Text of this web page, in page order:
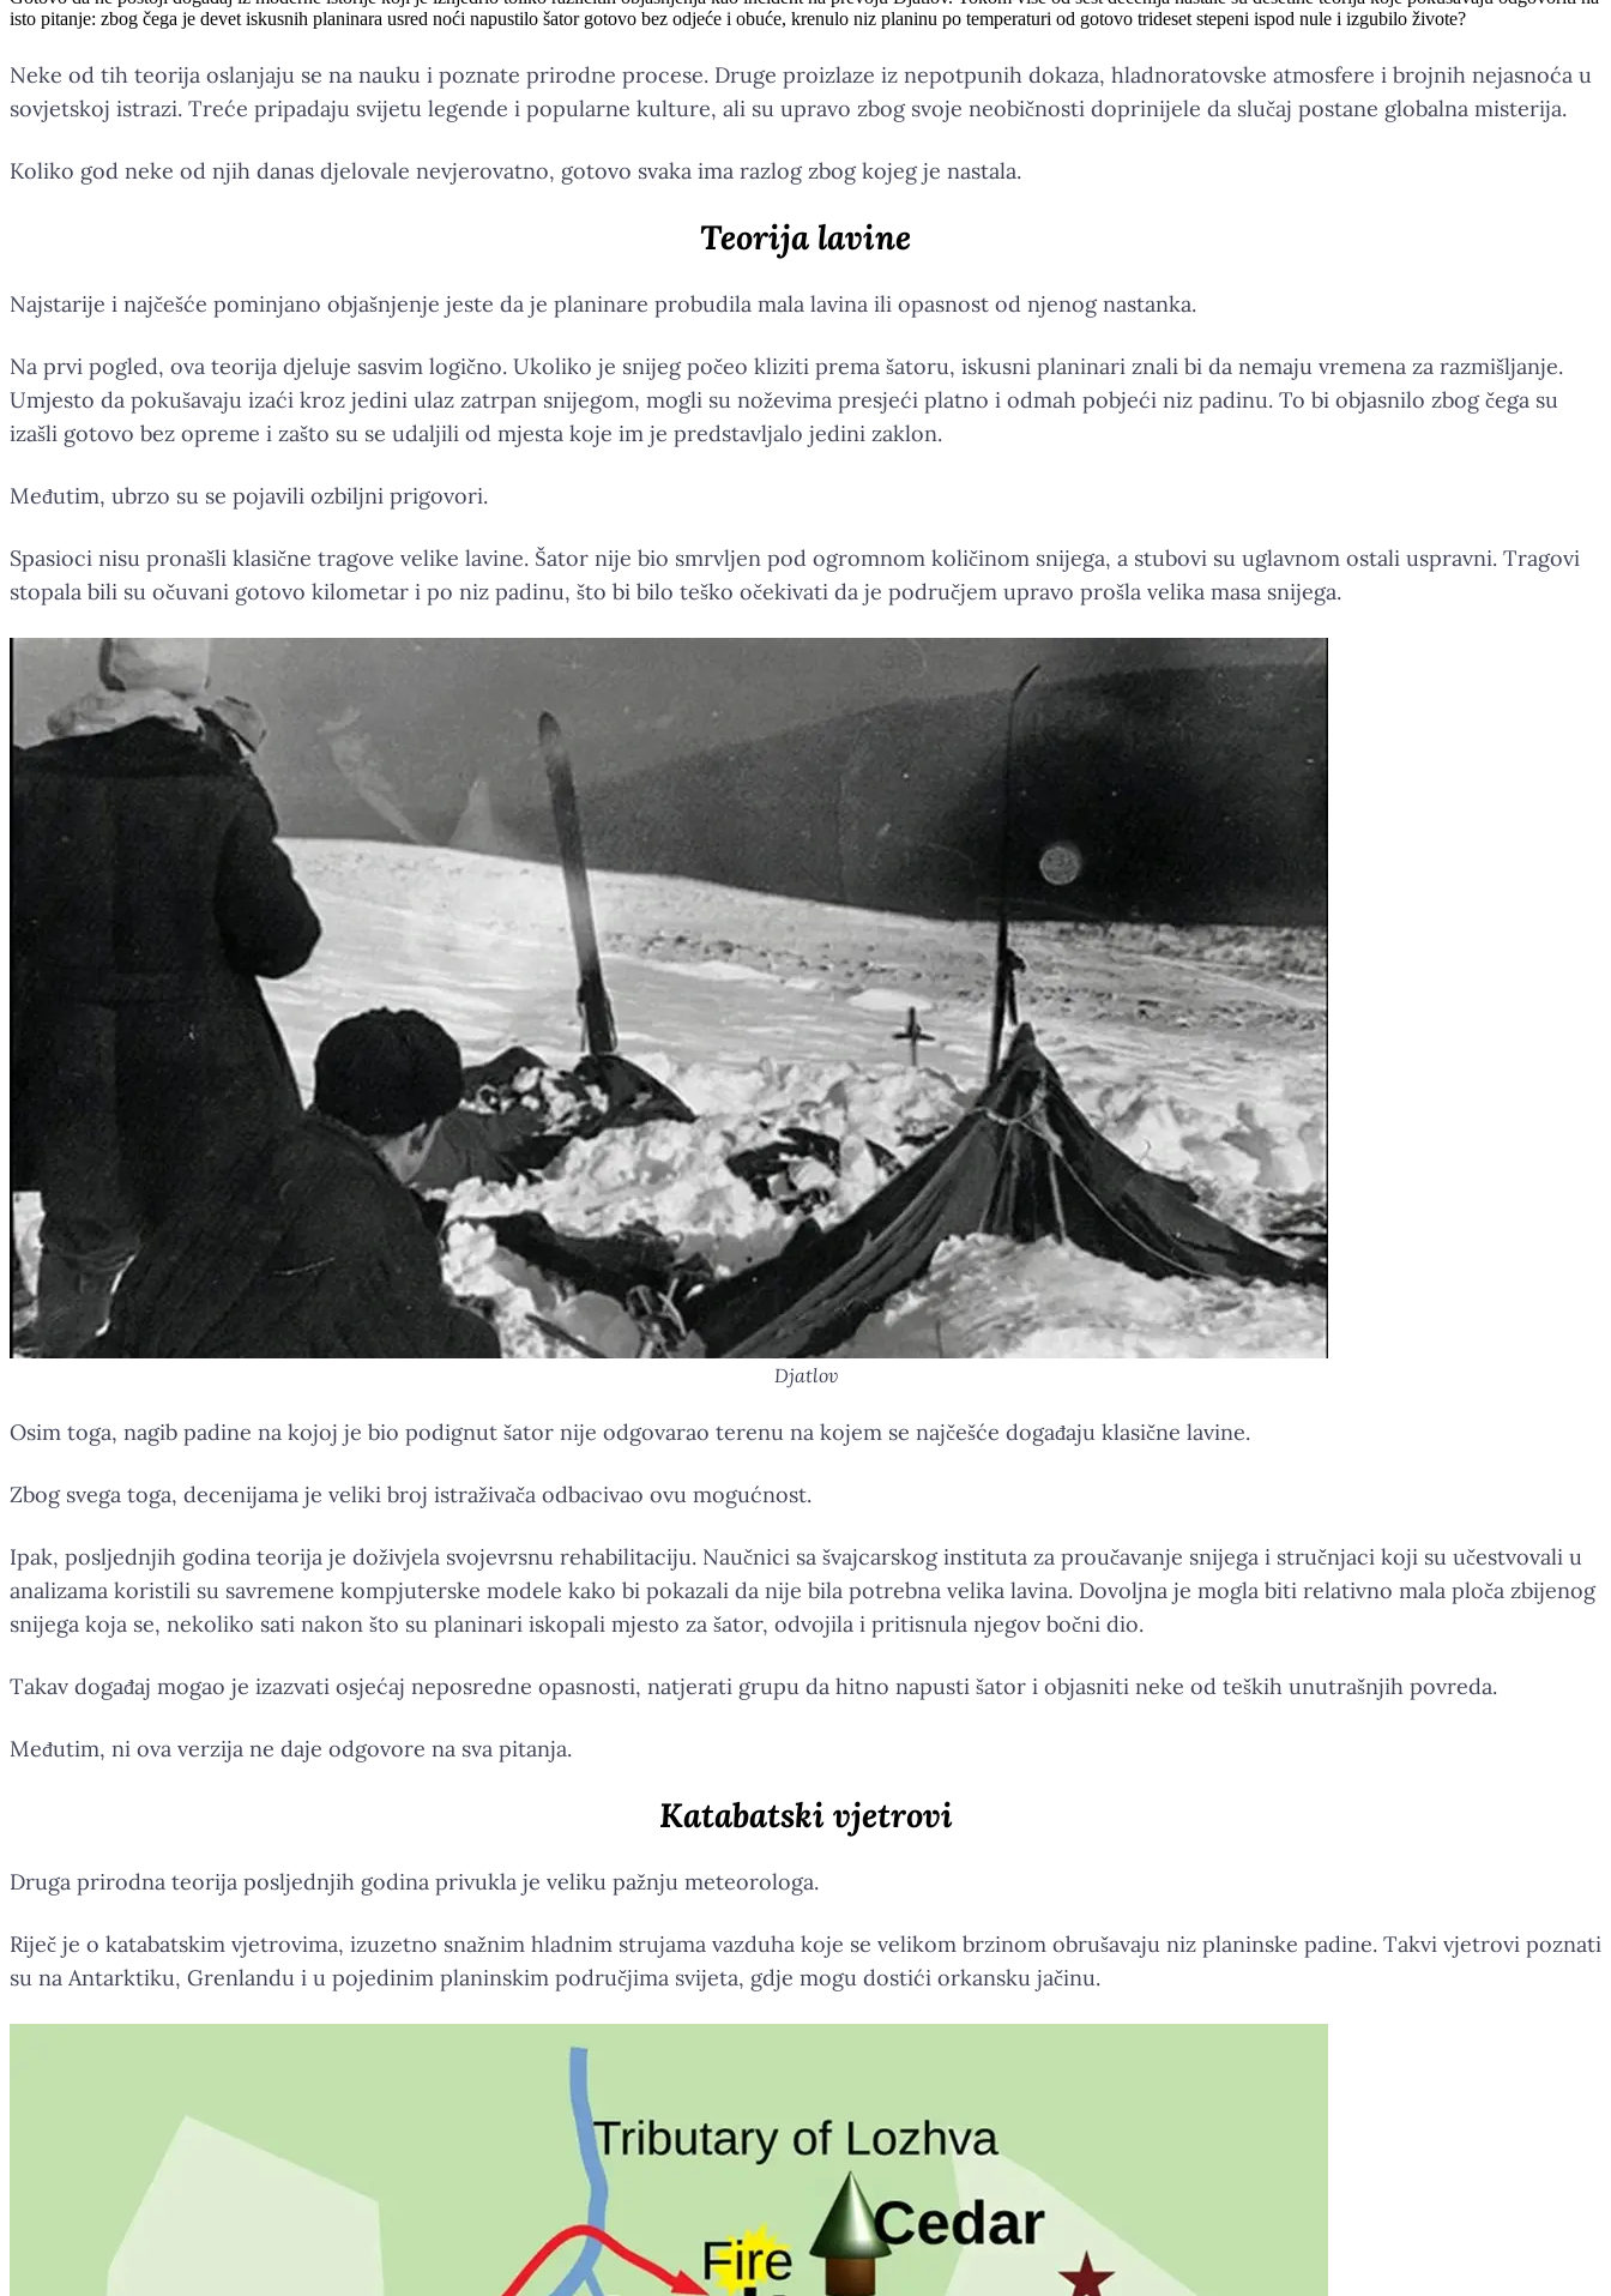
isto pitanje: zbog čega je devet iskusnih planinara usred noći napustilo šator gotovo bez odjeće i obuće, krenulo niz planinu po temperaturi od gotovo trideset stepeni ispod nule i izgubilo živote?
Neke od tih teorija oslanjaju se na nauku i poznate prirodne procese. Druge proizlaze iz nepotpunih dokaza, hladnoratovske atmosfere i brojnih nejasnoća u
sovjetskoj istrazi. Treće pripadaju svijetu legende i popularne kulture, ali su upravo zbog svoje neobičnosti doprinijele da slučaj postane globalna misterija.
Koliko god neke od njih danas djelovale nevjerovatno, gotovo svaka ima razlog zbog kojeg je nastala.
Teorija lavine
Najstarije i najčešće pominjano objašnjenje jeste da je planinare probudila mala lavina ili opasnost od njenog nastanka.
Na prvi pogled, ova teorija djeluje sasvim logično. Ukoliko je snijeg počeo kliziti prema šatoru, iskusni planinari znali bi da nemaju vremena za razmišljanje.
Umjesto da pokušavaju izaći kroz jedini ulaz zatrpan snijegom, mogli su noževima presjeći platno i odmah pobjeći niz padinu. To bi objasnilo zbog čega su
izašli gotovo bez opreme i zašto su se udaljili od mjesta koje im je predstavljalo jedini zaklon.
Međutim, ubrzo su se pojavili ozbiljni prigovori.
Spasioci nisu pronašli klasične tragove velike lavine. Šator nije bio smrvljen pod ogromnom količinom snijega, a stubovi su uglavnom ostali uspravni. Tragovi
stopala bili su očuvani gotovo kilometar i po niz padinu, što bi bilo teško očekivati da je područjem upravo prošla velika masa snijega.
Djatlov
Osim toga, nagib padine na kojoj je bio podignut šator nije odgovarao terenu na kojem se najčešće događaju klasične lavine.
Zbog svega toga, decenijama je veliki broj istraživača odbacivao ovu mogućnost.
Ipak, posljednjih godina teorija je doživjela svojevrsnu rehabilitaciju. Naučnici sa švajcarskog instituta za proučavanje snijega i stručnjaci koji su učestvovali u
analizama koristili su savremene kompjuterske modele kako bi pokazali da nije bila potrebna velika lavina. Dovoljna je mogla biti relativno mala ploča zbijenog
snijega koja se, nekoliko sati nakon što su planinari iskopali mjesto za šator, odvojila i pritisnula njegov bočni dio.
Takav događaj mogao je izazvati osjećaj neposredne opasnosti, natjerati grupu da hitno napusti šator i objasniti neke od teških unutrašnjih povreda.
Međutim, ni ova verzija ne daje odgovore na sva pitanja.
Katabatski vjetrovi
Druga prirodna teorija posljednjih godina privukla je veliku pažnju meteorologa.
Riječ je o katabatskim vjetrovima, izuzetno snažnim hladnim strujama vazduha koje se velikom brzinom obrušavaju niz planinske padine. Takvi vjetrovi poznati
su na Antarktiku, Grenlandu i u pojedinim planinskim područjima svijeta, gdje mogu dostići orkansku jačinu.